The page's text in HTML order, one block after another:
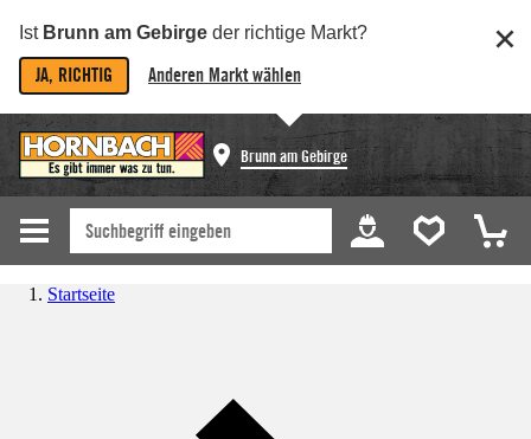
Ist Brunn am Gebirge der richtige Markt?
JA, RICHTIG Anderen Markt wählen
Brunn am Gebirge
Startseite